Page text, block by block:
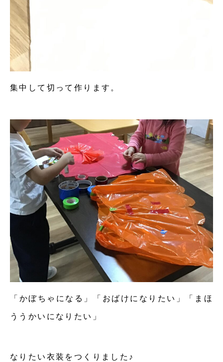
集中して切って作ります。
「かぼちゃになる」「おばけになりたい」「まほ
ううかいになりたい」
なりたい衣装をつくりました♪